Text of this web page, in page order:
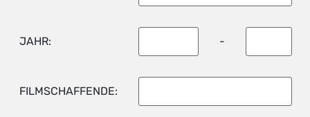
JAHR: -
FILMSCHAFFENDE: